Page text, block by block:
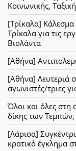
Κοινωνικής,
[Τρίκαλα]
Τρίκαλα για τις
Βιολάντα
[Αθήνα]
[Αθήνα] Λευτεριά
αγωνιστές/τριες
Όλοι και όλες στη
δίκης των
[Λάρισα]
κρατικό έγκλημα